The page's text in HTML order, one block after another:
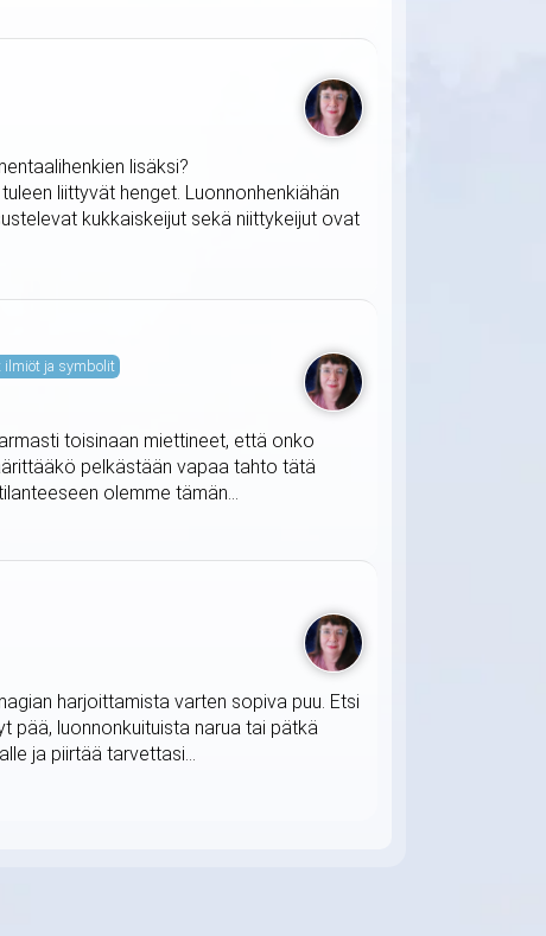
lisäksi?
liittyvät henget. Luonnonhenkiähän
kukkaiskeijut sekä niittykeijut ovat
ilmiöt ja symbolit
toisinaan miettineet, että onko
pelkästään vapaa tahto tätä
olemme tämän...
harjoittamista varten sopiva puu. Etsi
pää, luonnonkuituista narua tai pätkä
ja piirtää tarvettasi...